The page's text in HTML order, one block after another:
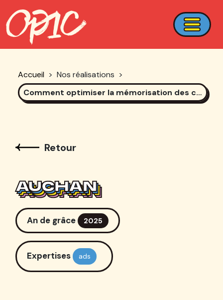
Accueil > Nos réalisations >
Comment optimiser la mémorisation des campagnes social ads ?
Retour
AUCHAN
AUCHAN
AUCHAN
AUCHAN
An de grâce 2025
Expertises ads